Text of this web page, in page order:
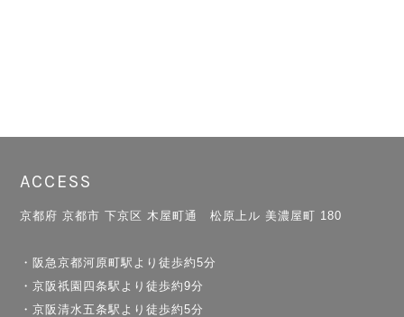
ACCESS
京都府 京都市 下京区 木屋町通 松原上ル 美濃屋町 180
・阪急京都河原町駅より徒歩約5分
・京阪祇園四条駅より徒歩約9分
・京阪清水五条駅より徒歩約5分